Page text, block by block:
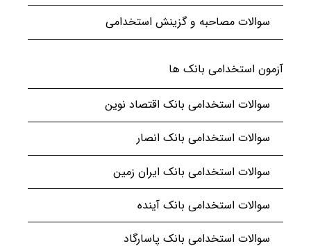
سوالات مصاحبه و گزینش استخدامی
آزمون استخدامی بانک ها
سوالات استخدامی بانک اقتصاد نوین
سوالات استخدامی بانک انصار
سوالات استخدامی بانک ایران زمین
سوالات استخدامی بانک آینده
سوالات استخدامی بانک پاسارگاد